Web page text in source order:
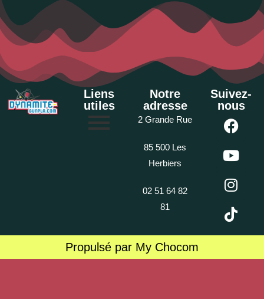
Liens
utiles
Notre
adresse
2 Grande Rue
85 500 Les
Herbiers
02 51 64 82
81
Suivez-
nous
Propulsé par My Chocom